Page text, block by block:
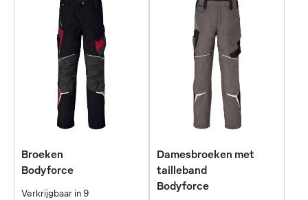
Broeken
Bodyforce
Verkrijgbaar in 9
Damesbroeken met
tailleband
Bodyforce